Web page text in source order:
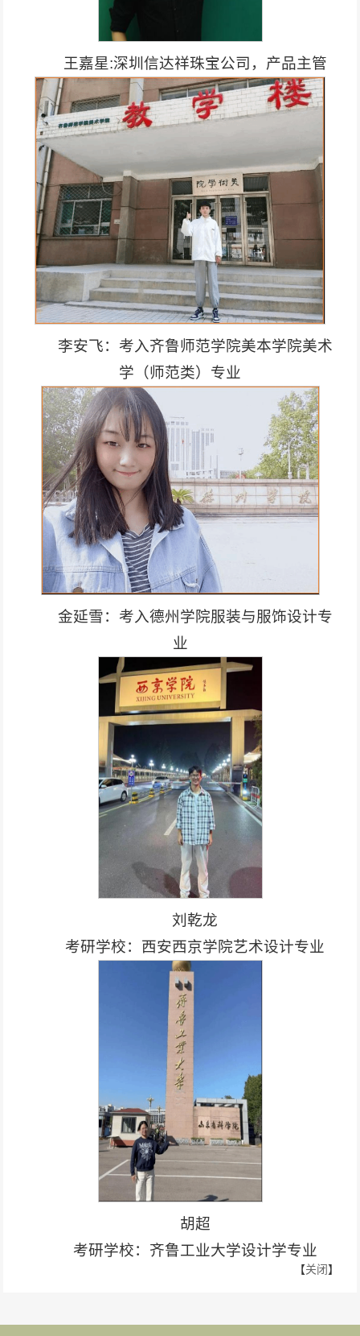
王嘉星:深圳信达祥珠宝公司，产品主管
李安飞：考入齐鲁师范学院美本学院美术
学（师范类）专业
金延雪：考入德州学院服装与服饰设计专
业
刘乾龙
考研学校：西安西京学院艺术设计专业
胡超
考研学校：齐鲁工业大学设计学专业
【关闭】